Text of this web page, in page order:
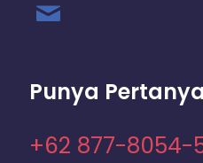
Punya
+62 877-8054-